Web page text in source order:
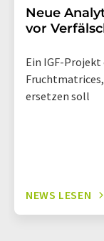
Neue
vor
Ein IGF-
ersetzen soll
NEWS LESEN